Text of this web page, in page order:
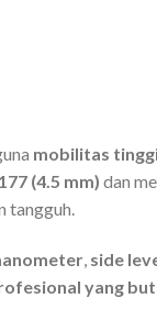
mobilitas
(4.5 mm) dan
tangguh.
, side
yang